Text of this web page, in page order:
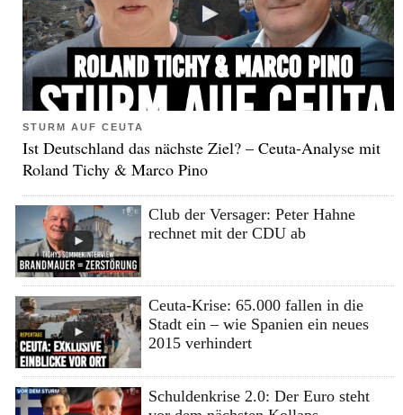
STURM AUF CEUTA
Ist Deutschland das nächste Ziel? – Ceuta-Analyse mit
Roland Tichy & Marco Pino
Club der Versager: Peter Hahne
rechnet mit der CDU ab
Ceuta-Krise: 65.000 fallen in die
Stadt ein – wie Spanien ein neues
2015 verhindert
Schuldenkrise 2.0: Der Euro steht